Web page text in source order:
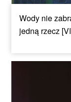
Wody nie
jedną rzecz